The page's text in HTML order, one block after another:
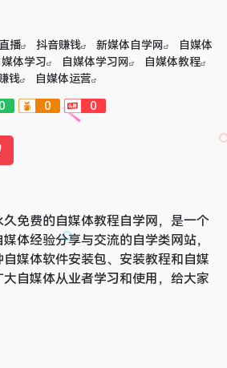
播 抖音赚钱 新媒体自学网
自媒体
媒体学习 自媒体学习网
自媒体教程
钱 自媒体运营
0 0 0
免费的自媒体教程自学网，是一个
体经验分享与交流的自学类网站，
媒体软件安装包、安装教程和自媒
自媒体从业者学习和使用，给大家